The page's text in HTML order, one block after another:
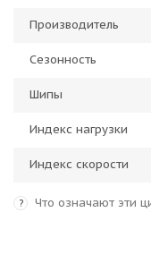
Производитель
Сезонность
Шипы
Индекс нагрузки
Индекс скорости
? Что означают эти